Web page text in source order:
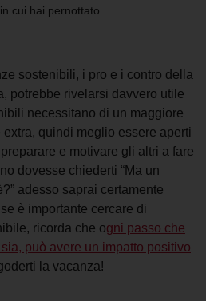
cui hai pernottato.
sostenibili, i pro e i contro della
potrebbe rivelarsi davvero utile
necessitano di un maggiore
quindi meglio essere aperti
e motivare gli altri a fare
dovesse chiederti “Ma un
adesso saprai certamente
è importante cercare di
ricorda che ogni passo che
può avere un impatto positivo
la vacanza!